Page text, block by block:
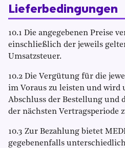
Lieferbedingungen
10.1 Die angegebenen Preise
einschließlich der jeweils
Umsatzsteuer.
10.2 Die Vergütung für die
im Voraus zu leisten und wird
Abschluss der Bestellung und
der nächsten Vertragsperiode
10.3 Zur Bezahlung bietet
gegebenenfalls